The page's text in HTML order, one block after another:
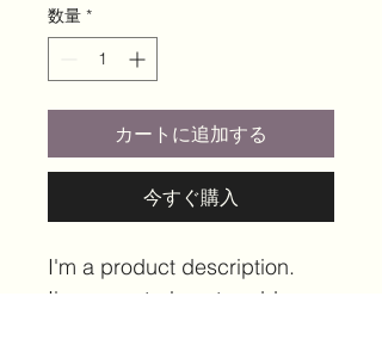
数量 *
カートに追加する
今すぐ購入
I'm a product description.
I'm a great place to add